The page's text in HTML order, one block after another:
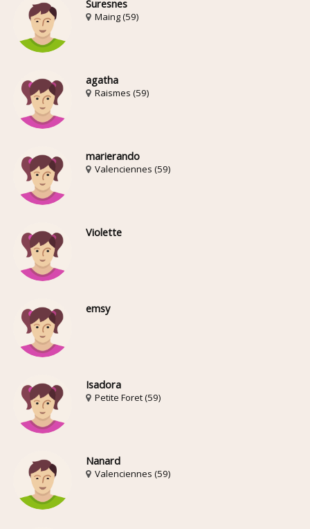
Suresnes
Maing (59)
agatha
Raismes (59)
marierando
Valenciennes (59)
Violette
emsy
Isadora
Petite Foret (59)
Nanard
Valenciennes (59)